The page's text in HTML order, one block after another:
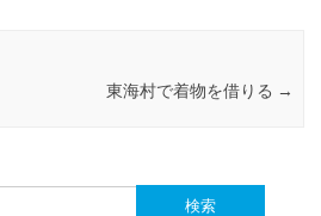
東海村で着物を借りる →